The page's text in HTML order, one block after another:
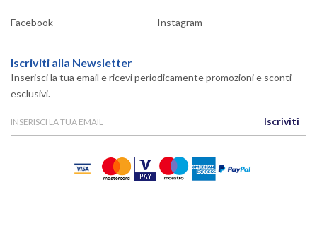
Facebook Instagram
Iscriviti alla Newsletter
Inserisci la tua email e ricevi periodicamente promozioni e sconti
esclusivi.
Iscriviti